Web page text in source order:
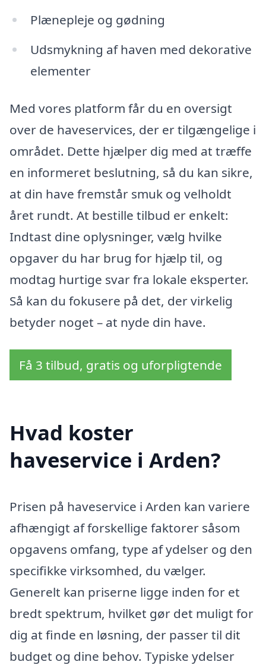
Plænepleje og gødning
Udsmykning af haven med dekorative
elementer
Med vores platform får du en oversigt
over de haveservices, der er tilgængelige i
området. Dette hjælper dig med at træffe
en informeret beslutning, så du kan sikre,
at din have fremstår smuk og velholdt
året rundt. At bestille tilbud er enkelt:
Indtast dine oplysninger, vælg hvilke
opgaver du har brug for hjælp til, og
modtag hurtige svar fra lokale eksperter.
Så kan du fokusere på det, der virkelig
betyder noget – at nyde din have.
Få 3 tilbud, gratis og uforpligtende
Hvad koster
haveservice i Arden?
Prisen på haveservice i Arden kan variere
afhængigt af forskellige faktorer såsom
opgavens omfang, type af ydelser og den
specifikke virksomhed, du vælger.
Generelt kan priserne ligge inden for et
bredt spektrum, hvilket gør det muligt for
dig at finde en løsning, der passer til dit
budget og dine behov. Typiske ydelser